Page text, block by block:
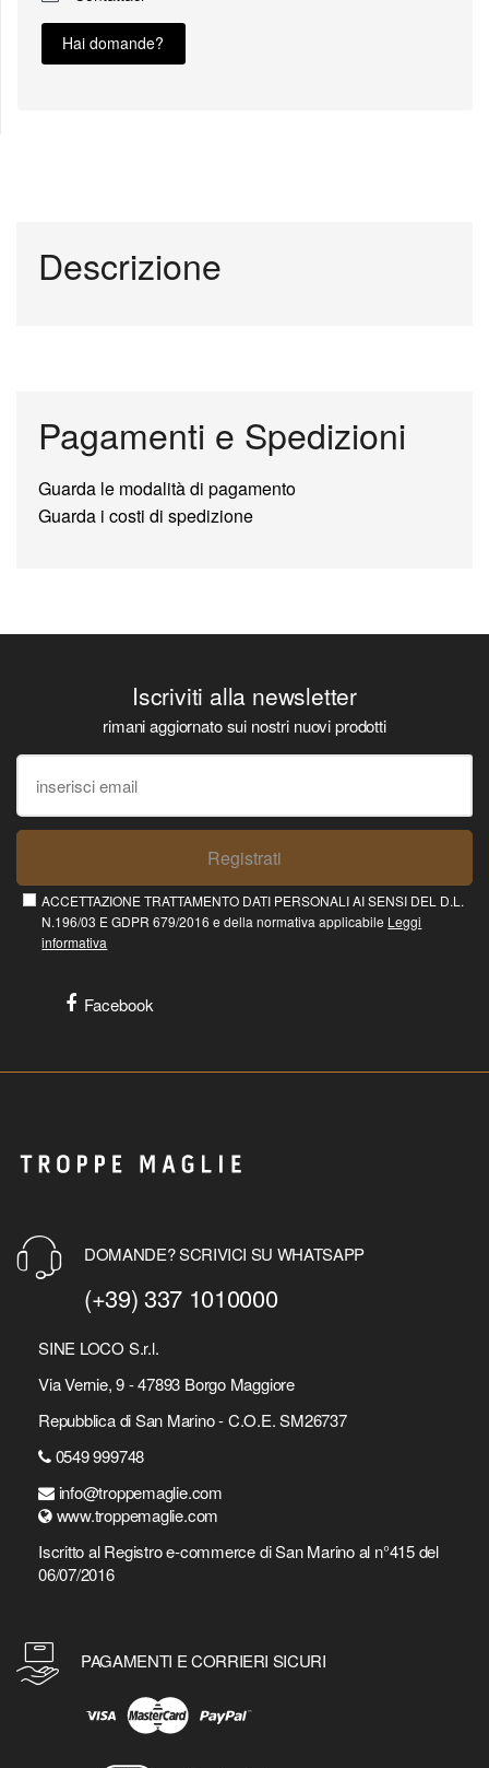
Hai domande?
Descrizione
Pagamenti e Spedizioni
Guarda le modalità di pagamento
Guarda i costi di spedizione
Iscriviti alla newsletter
rimani aggiornato sui nostri nuovi prodotti
Registrati
ACCETTAZIONE TRATTAMENTO DATI PERSONALI AI SENSI DEL D.L.
N.196/03 E GDPR 679/2016 e della normativa applicabile Leggi
informativa
Facebook
DOMANDE? SCRIVICI SU WHATSAPP
(+39) 337 1010000
SINE LOCO S.r.l.
Via Vernie, 9 - 47893 Borgo Maggiore
Repubblica di San Marino - C.O.E. SM26737
0549 999748
info@troppemaglie.com
www.troppemaglie.com
Iscritto al Registro e-commerce di San Marino al n°415 del
06/07/2016
PAGAMENTI E CORRIERI SICURI